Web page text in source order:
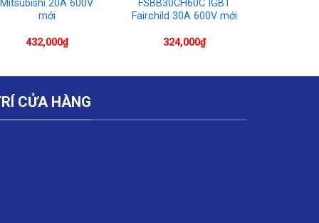
Mitsubishi 20A 600V
mới
432,000₫
FSBB30CH60C IGBT
Fairchild 30A 600V mới
324,000₫
CỬA HÀNG